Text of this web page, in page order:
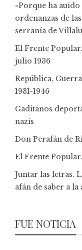
«Porque ha
ordenanzas de
serranía de
El Frente
julio 1936
República,
1931-1946
Gaditanos
nazis
Don Perafán de
El Frente
Juntar las letras.
afán de saber a la
FUE NOTICIA